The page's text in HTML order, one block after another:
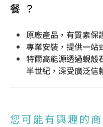
餐 ？
原廠產品，有質素保
專業安裝，提供一站
特爾高能源透過蜆殼
半世紀，深受廣泛信
您可能有興趣的